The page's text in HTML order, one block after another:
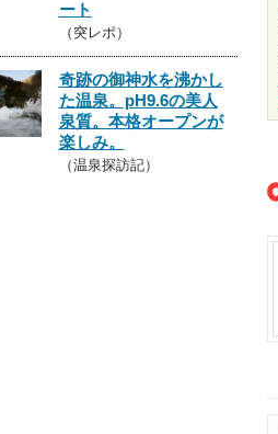
ート
（突レポ）
奇跡の御神水を沸かし
た温泉。pH9.6の美人
泉質。本格オープンが
楽しみ。
（温泉探訪記）